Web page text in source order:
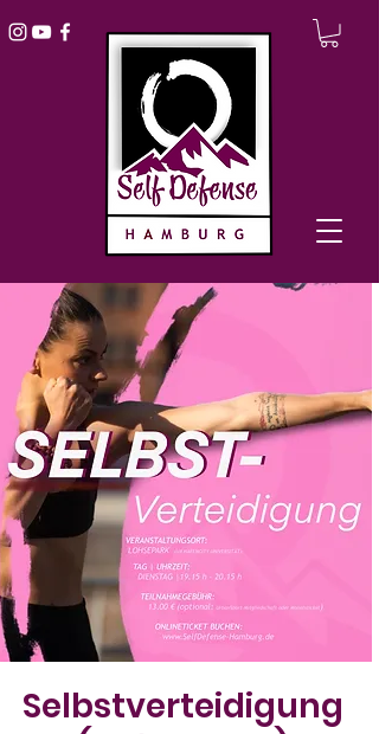
Selbstverteidigung